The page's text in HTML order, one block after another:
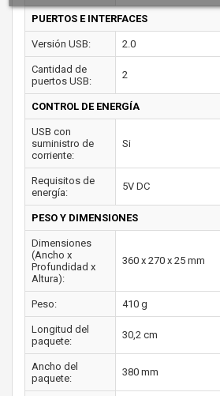
PUERTOS E INTERFACES
Versión USB: 2.0
Cantidad de
puertos USB:
2
CONTROL DE ENERGÍA
USB con
suministro de
corriente:
Si
Requisitos de
energía:
5V DC
PESO Y DIMENSIONES
Dimensiones
(Ancho x
Profundidad x
Altura):
360 x 270 x 25 mm
Peso: 410 g
Longitud del
paquete:
30,2 cm
Ancho del
paquete:
380 mm